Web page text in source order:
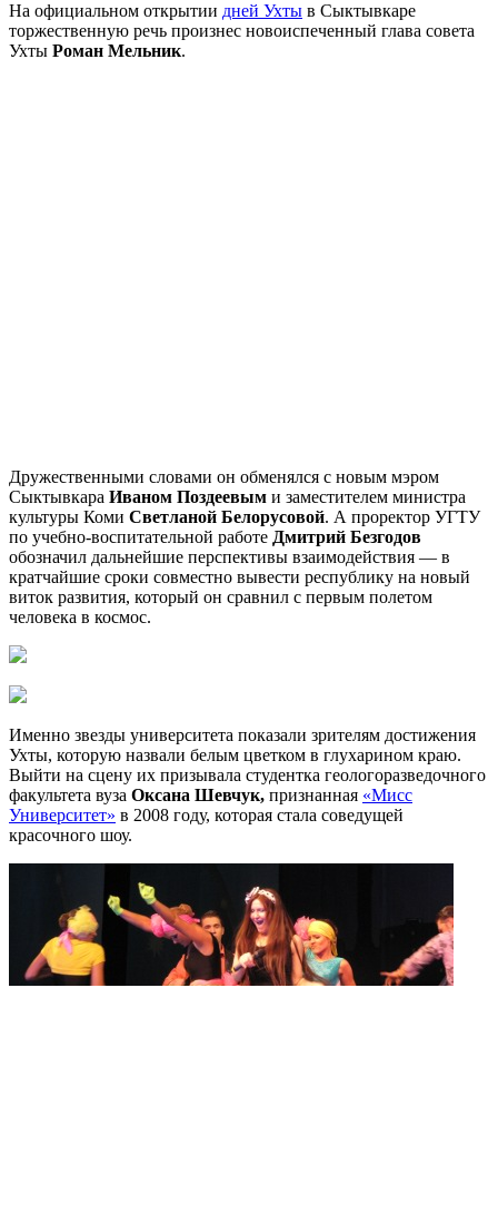
На официальном открытии дней Ухты в Сыктывкаре
торжественную речь произнес новоиспеченный глава совета
Ухты Роман Мельник.
Дружественными словами он обменялся с новым мэром
Сыктывкара Иваном Поздеевым и заместителем министра
культуры Коми Светланой Белорусовой. А проректор УГТУ
по учебно-воспитательной работе Дмитрий Безгодов
обозначил дальнейшие перспективы взаимодействия — в
кратчайшие сроки совместно вывести республику на новый
виток развития, который он сравнил с первым полетом
человека в космос.
Именно звезды университета показали зрителям достижения
Ухты, которую назвали белым цветком в глухарином краю.
Выйти на сцену их призывала студентка геологоразведочного
факультета вуза Оксана Шевчук, признанная «Мисс
Университет» в 2008 году, которая стала соведущей
красочного шоу.